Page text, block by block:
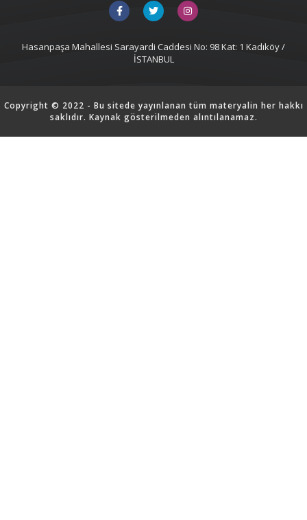
Hasanpaşa Mahallesi Sarayardi Caddesi No: 98 Kat: 1 Kadıköy /
İSTANBUL
Copyright © 2022 - Bu sitede yayınlanan tüm materyalin her hakkı
saklıdır. Kaynak gösterilmeden alıntılanamaz.